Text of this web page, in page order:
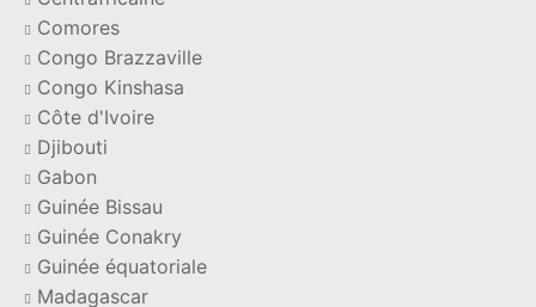
Comores
Congo Brazzaville
Congo Kinshasa
Côte d'Ivoire
Djibouti
Gabon
Guinée Bissau
Guinée Conakry
Guinée équatoriale
Madagascar